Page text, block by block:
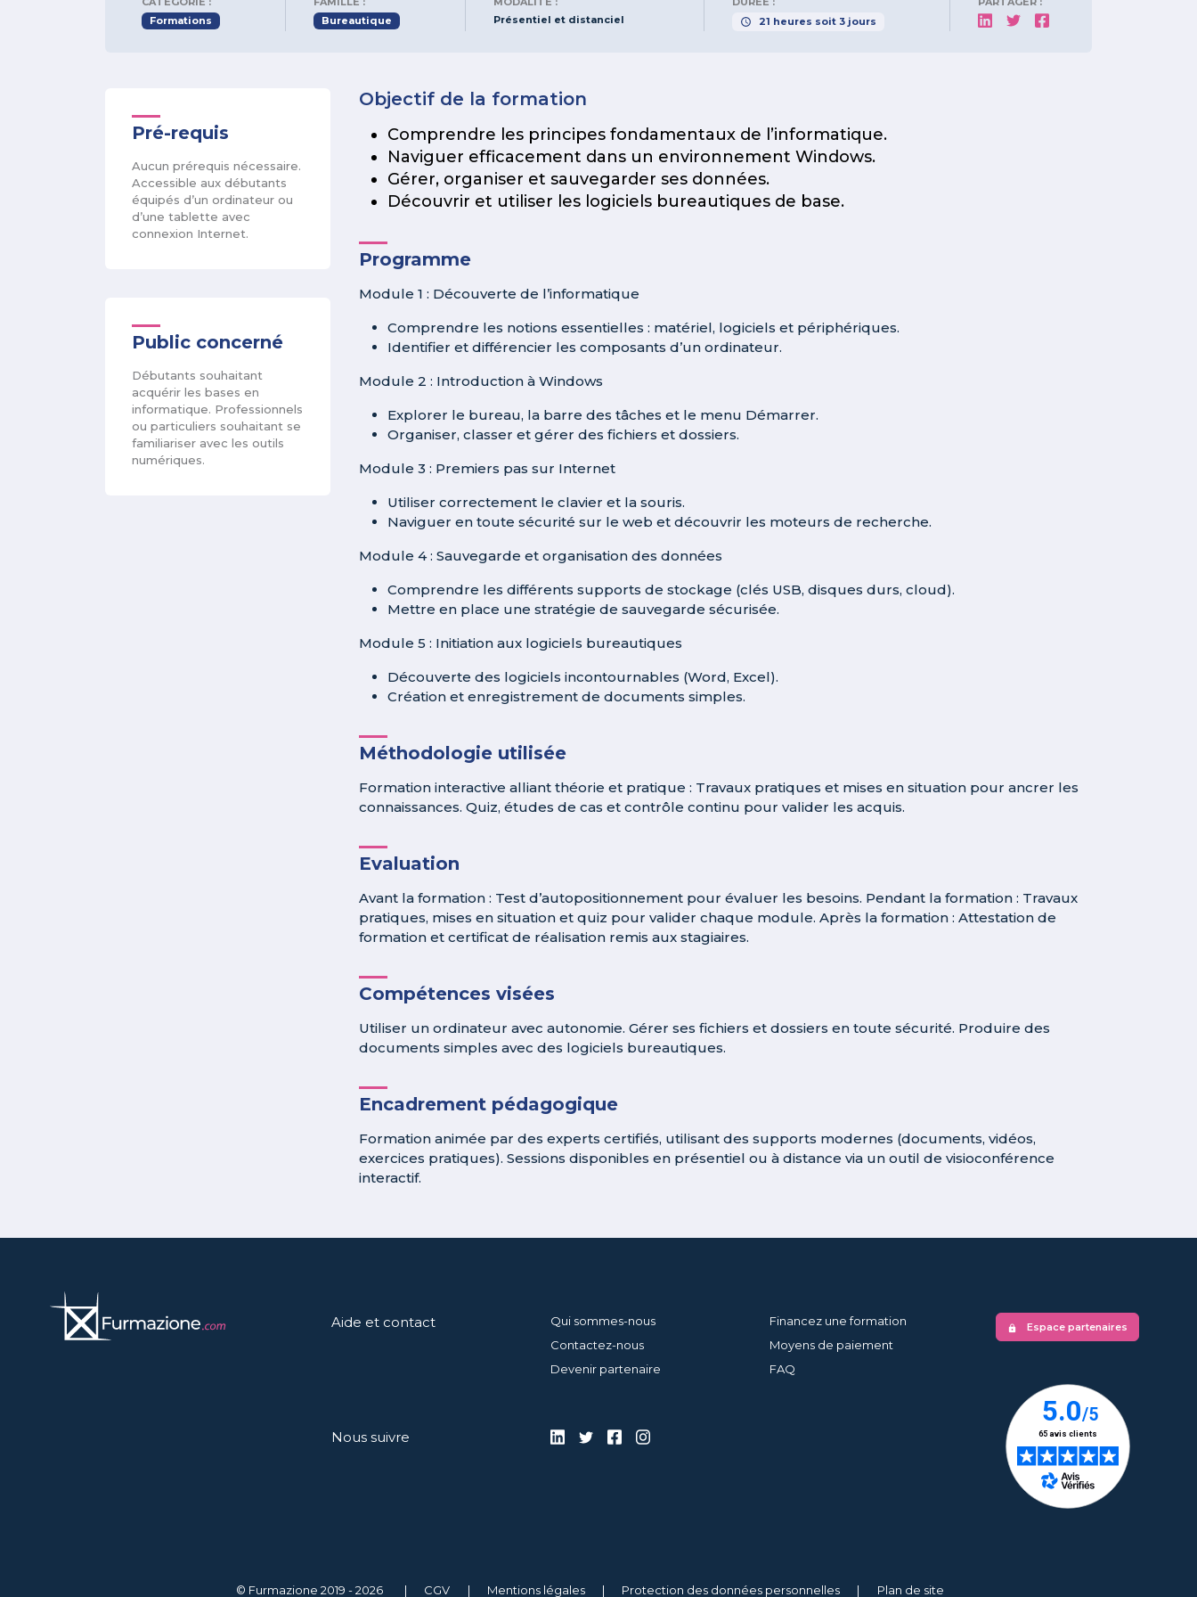
Formations
Bureautique
Présentiel et distanciel
21 heures soit 3 jours
Pré-requis
Aucun prérequis nécessaire.
Accessible aux débutants
équipés d’un ordinateur ou
d’une tablette avec
connexion Internet.
Public concerné
Débutants souhaitant
acquérir les bases en
informatique. Professionnels
ou particuliers souhaitant se
familiariser avec les outils
numériques.
Objectif de la formation
Comprendre les principes fondamentaux de l’informatique.
Naviguer efficacement dans un environnement Windows.
Gérer, organiser et sauvegarder ses données.
Découvrir et utiliser les logiciels bureautiques de base.
Programme
Module 1 : Découverte de l’informatique
Comprendre les notions essentielles : matériel, logiciels et périphériques.
Identifier et différencier les composants d’un ordinateur.
Module 2 : Introduction à Windows
Explorer le bureau, la barre des tâches et le menu Démarrer.
Organiser, classer et gérer des fichiers et dossiers.
Module 3 : Premiers pas sur Internet
Utiliser correctement le clavier et la souris.
Naviguer en toute sécurité sur le web et découvrir les moteurs de recherche.
Module 4 : Sauvegarde et organisation des données
Comprendre les différents supports de stockage (clés USB, disques durs, cloud).
Mettre en place une stratégie de sauvegarde sécurisée.
Module 5 : Initiation aux logiciels bureautiques
Découverte des logiciels incontournables (Word, Excel).
Création et enregistrement de documents simples.
Méthodologie utilisée
Formation interactive alliant théorie et pratique : Travaux pratiques et mises en situation pour ancrer les
connaissances. Quiz, études de cas et contrôle continu pour valider les acquis.
Evaluation
Avant la formation : Test d’autopositionnement pour évaluer les besoins. Pendant la formation : Travaux
pratiques, mises en situation et quiz pour valider chaque module. Après la formation : Attestation de
formation et certificat de réalisation remis aux stagiaires.
Compétences visées
Utiliser un ordinateur avec autonomie. Gérer ses fichiers et dossiers en toute sécurité. Produire des
documents simples avec des logiciels bureautiques.
Encadrement pédagogique
Formation animée par des experts certifiés, utilisant des supports modernes (documents, vidéos,
exercices pratiques). Sessions disponibles en présentiel ou à distance via un outil de visioconférence
interactif.
Aide et contact
Qui sommes-nous
Contactez-nous
Devenir partenaire
Financez une formation
Moyens de paiement
FAQ
Nous suivre
lock Espace partenaires
© Furmazione 2019 - 2026 CGV Mentions légales Protection des données personnelles Plan de site